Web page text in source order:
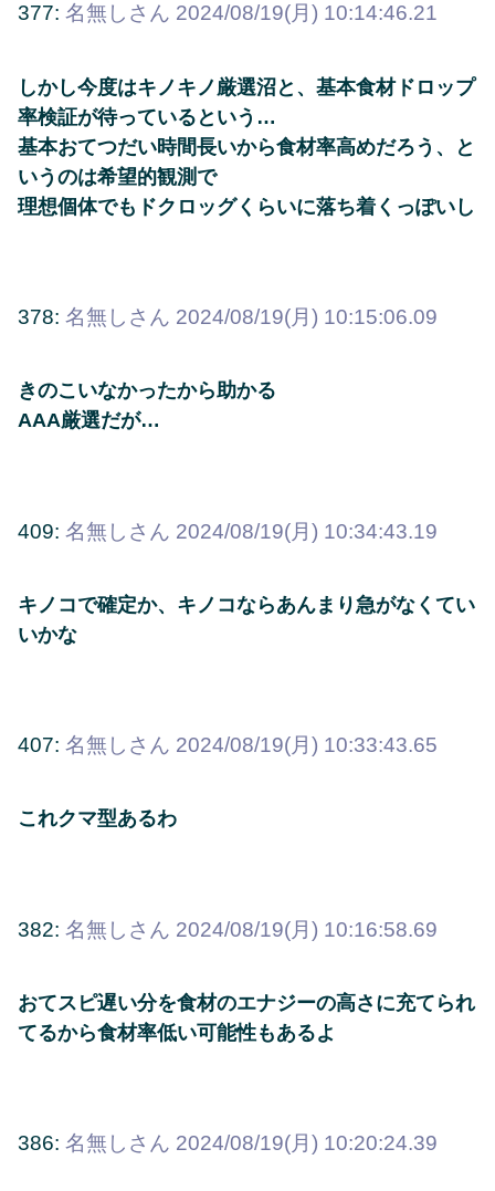
377: 名無しさん 2024/08/19(月) 10:14:46.21
しかし今度はキノキノ厳選沼と、基本食材ドロップ
率検証が待っているという…
基本おてつだい時間長いから食材率高めだろう、と
いうのは希望的観測で
理想個体でもドクロッグくらいに落ち着くっぽいし
378: 名無しさん 2024/08/19(月) 10:15:06.09
きのこいなかったから助かる
AAA厳選だが…
409: 名無しさん 2024/08/19(月) 10:34:43.19
キノコで確定か、キノコならあんまり急がなくてい
いかな
407: 名無しさん 2024/08/19(月) 10:33:43.65
これクマ型あるわ
382: 名無しさん 2024/08/19(月) 10:16:58.69
おてスピ遅い分を食材のエナジーの高さに充てられ
てるから食材率低い可能性もあるよ
386: 名無しさん 2024/08/19(月) 10:20:24.39